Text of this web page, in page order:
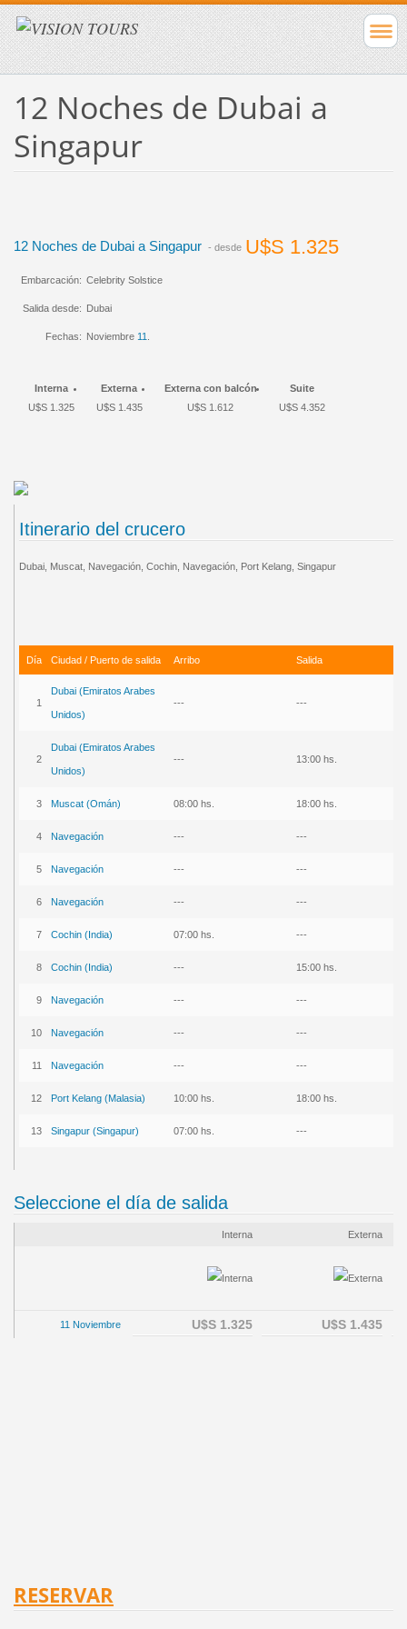
12 Noches de Dubai a
Singapur
12 Noches de Dubai a Singapur - desde U$S 1.325
Embarcación: Celebrity Solstice
Salida desde: Dubai
Fechas: Noviembre 11
Interna
U$S 1.325
Externa
U$S 1.435
Externa con balcón
U$S 1.612
Suite
U$S 4.352
Itinerario del crucero
Dubai, Muscat, Navegación, Cochin, Navegación, Port Kelang, Singapur
Día Ciudad / Puerto de salida Arribo Salida
1
Dubai (Emiratos Arabes
Unidos)
--- ---
2
Dubai (Emiratos Arabes
Unidos)
--- 13:00 hs.
3 Muscat (Omán) 08:00 hs. 18:00 hs.
4 Navegación --- ---
5 Navegación --- ---
6 Navegación --- ---
7 Cochin (India) 07:00 hs. ---
8 Cochin (India) --- 15:00 hs.
9 Navegación --- ---
10 Navegación --- ---
11 Navegación --- ---
12 Port Kelang (Malasia) 10:00 hs. 18:00 hs.
13 Singapur (Singapur) 07:00 hs. ---
Seleccione el día de salida
Interna Externa
11 Noviembre U$S 1.325 U$S 1.435
RESERVAR